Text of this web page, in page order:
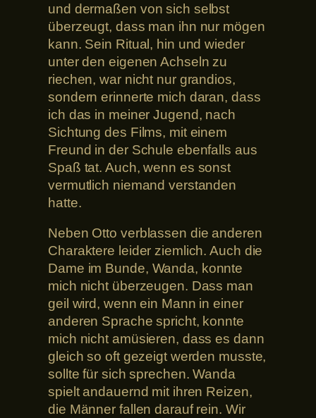
und dermaßen von sich selbst
überzeugt, dass man ihn nur mögen
kann. Sein Ritual, hin und wieder
unter den eigenen Achseln zu
riechen, war nicht nur grandios,
sondern erinnerte mich daran, dass
ich das in meiner Jugend, nach
Sichtung des Films, mit einem
Freund in der Schule ebenfalls aus
Spaß tat. Auch, wenn es sonst
vermutlich niemand verstanden
hatte.
Neben Otto verblassen die anderen
Charaktere leider ziemlich. Auch die
Dame im Bunde, Wanda, konnte
mich nicht überzeugen. Dass man
geil wird, wenn ein Mann in einer
anderen Sprache spricht, konnte
mich nicht amüsieren, dass es dann
gleich so oft gezeigt werden musste,
sollte für sich sprechen. Wanda
spielt andauernd mit ihren Reizen,
die Männer fallen darauf rein. Wir